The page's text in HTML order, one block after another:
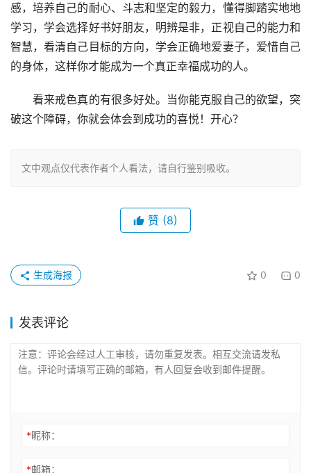
感，培养自己的耐心、斗志和坚定的毅力，懂得脚踏实地地
学习，学会选择好书好朋友，明辨是非，正视自己的能力和
智慧，看清自己目标的方向，学会正确地爱妻子，爱惜自己
的身体，这样你才能成为一个真正幸福成功的人。
看来戒色真的有很多好处。当你能克服自己的欲望，突
破这个障碍，你就会体会到成功的喜悦！开心？
文中观点仅代表作者个人看法，请自行鉴别吸收。
赞 (8)
0 0
生成海报
发表评论
*昵称：
*邮箱：